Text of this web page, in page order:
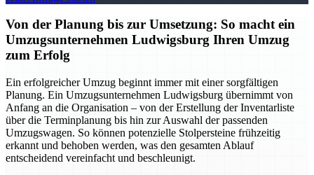
Von der Planung bis zur Umsetzung: So macht ein
Umzugsunternehmen Ludwigsburg Ihren Umzug
zum Erfolg
Ein erfolgreicher Umzug beginnt immer mit einer sorgfältigen
Planung. Ein Umzugsunternehmen Ludwigsburg übernimmt von
Anfang an die Organisation – von der Erstellung der Inventarliste
über die Terminplanung bis hin zur Auswahl der passenden
Umzugswagen. So können potenzielle Stolpersteine frühzeitig
erkannt und behoben werden, was den gesamten Ablauf
entscheidend vereinfacht und beschleunigt.